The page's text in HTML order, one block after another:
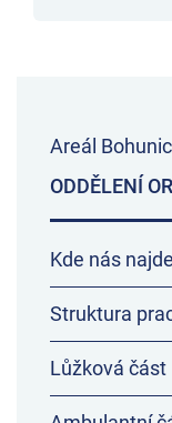
Areál
ODDĚLENÍ
Kde nás
Struktura
Lůžková část